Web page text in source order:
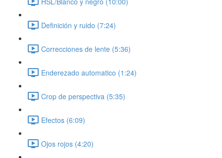
Definición y ruido (7:24)
Correcciones de lente (5:36)
Enderezado automatico (1:24)
Crop de perspectiva (5:35)
Efectos (6:09)
Ojos rojos (4:20)